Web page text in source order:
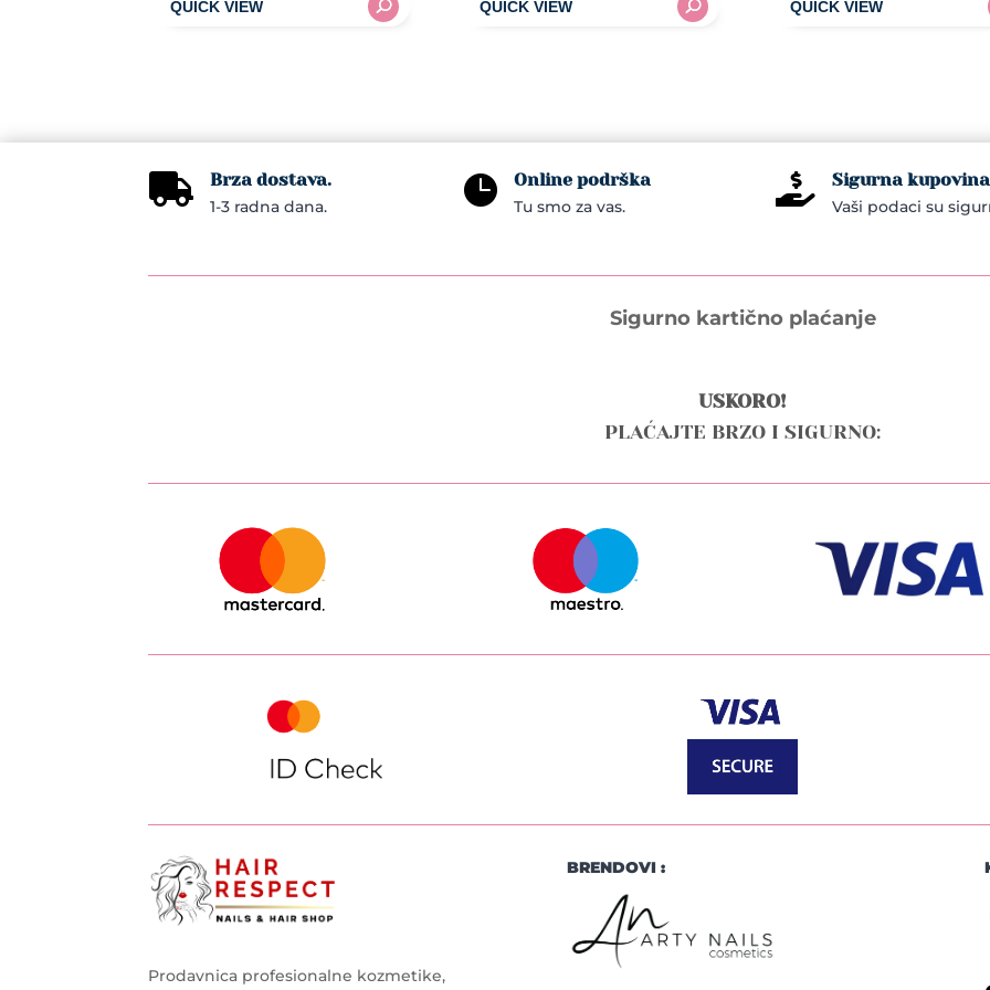
 Brza dostava.
1-3 radna dana.  Online podrška
Tu smo za vas.  Sigurna
Vaši podaci su
Sigurno kartično plaćanje
USKORO!
PLAĆAJTE BRZO I SIGURNO:
Prodavnica profesionalne kozmetike,
BRENDOVI :